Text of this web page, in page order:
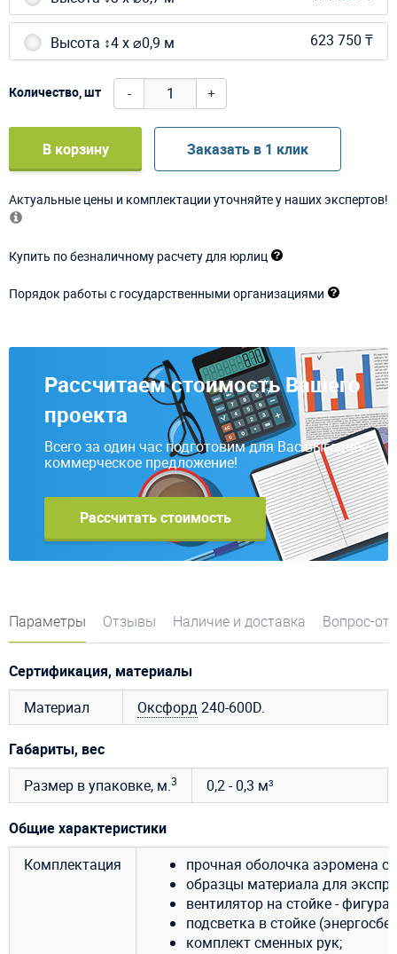
Высота ↕4 х ⌀0,9 м 623 750 ₸
Количество, шт - +
В корзину Заказать в 1 клик
Актуальные цены и комплектации уточняйте у наших экспертов!
Купить по безналичному расчету для юрлиц
Порядок работы с государственными организациями
Рассчитаем стоимость Вашего
проекта
Всего за один час подготовим для Вас выгодное
коммерческое предложение!
Рассчитать стоимость
Параметры Отзывы Наличие и доставка Вопрос-
Сертификация, материалы
Материал
Оксфорд240-600D.
Габариты, вес
Размер в упаковке, м.3 0,2 - 0,3 м³
Общие характеристики
Комплектация
прочная оболочка аэромена с
образцы материала для
вентилятор на стойке -
подсветка в стойке
комплект сменных рук;